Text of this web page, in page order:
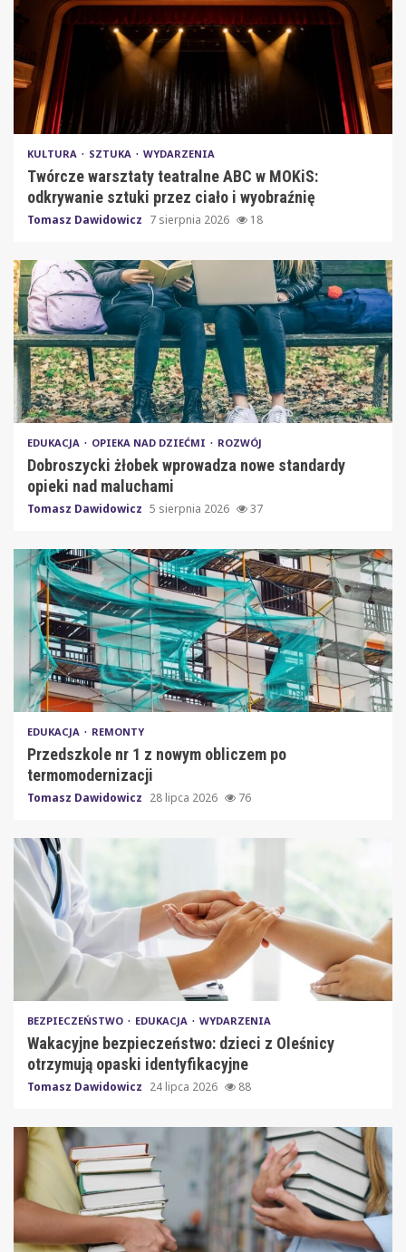
KULTURA SZTUKA WYDARZENIA
Twórcze warsztaty teatralne ABC w MOKiS:
odkrywanie sztuki przez ciało i wyobraźnię
Tomasz Dawidowicz 7 sierpnia 2026 18
EDUKACJA OPIEKA NAD DZIEĆMI ROZWÓJ
Dobroszycki żłobek wprowadza nowe standardy
opieki nad maluchami
Tomasz Dawidowicz 5 sierpnia 2026 37
EDUKACJA REMONTY
Przedszkole nr 1 z nowym obliczem po
termomodernizacji
Tomasz Dawidowicz 28 lipca 2026 76
BEZPIECZEŃSTWO EDUKACJA WYDARZENIA
Wakacyjne bezpieczeństwo: dzieci z Oleśnicy
otrzymują opaski identyfikacyjne
Tomasz Dawidowicz 24 lipca 2026 88